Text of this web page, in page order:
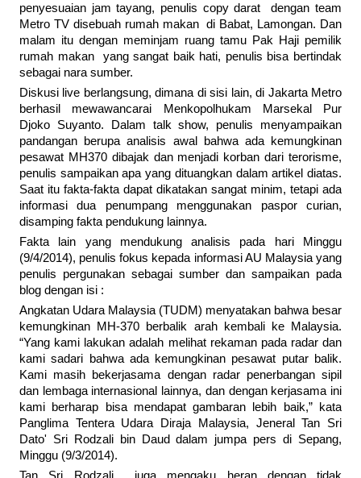
penyesuaian jam tayang, penulis copy darat dengan team
Metro TV disebuah rumah makan di Babat, Lamongan. Dan
malam itu dengan meminjam ruang tamu Pak Haji pemilik
rumah makan yang sangat baik hati, penulis bisa bertindak
sebagai nara sumber.
Diskusi live berlangsung, dimana di sisi lain, di Jakarta Metro
berhasil mewawancarai Menkopolhukam Marsekal Pur
Djoko Suyanto. Dalam talk show, penulis menyampaikan
pandangan berupa analisis awal bahwa ada kemungkinan
pesawat MH370 dibajak dan menjadi korban dari terorisme,
penulis sampaikan apa yang dituangkan dalam artikel diatas.
Saat itu fakta-fakta dapat dikatakan sangat minim, tetapi ada
informasi dua penumpang menggunakan paspor curian,
disamping fakta pendukung lainnya.
Fakta lain yang mendukung analisis pada hari Minggu
(9/4/2014), penulis fokus kepada informasi AU Malaysia yang
penulis pergunakan sebagai sumber dan sampaikan pada
blog dengan isi :
Angkatan Udara Malaysia (TUDM) menyatakan bahwa besar
kemungkinan MH-370 berbalik arah kembali ke Malaysia.
“Yang kami lakukan adalah melihat rekaman pada radar dan
kami sadari bahwa ada kemungkinan pesawat putar balik.
Kami masih bekerjasama dengan radar penerbangan sipil
dan lembaga internasional lainnya, dan dengan kerjasama ini
kami berharap bisa mendapat gambaran lebih baik,” kata
Panglima Tentera Udara Diraja Malaysia, Jeneral Tan Sri
Dato' Sri Rodzali bin Daud dalam jumpa pers di Sepang,
Minggu (9/3/2014).